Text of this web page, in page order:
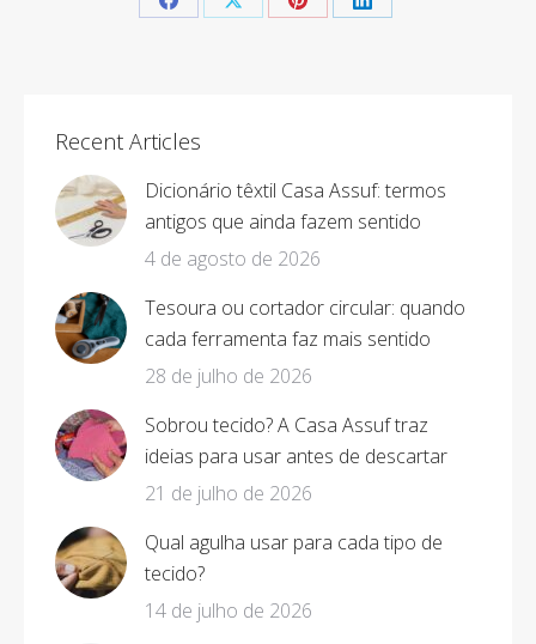
Share Share Share Share
Recent Articles
Dicionário têxtil Casa Assuf: termos
antigos que ainda fazem sentido
4 de agosto de 2026
Tesoura ou cortador circular: quando
cada ferramenta faz mais sentido
28 de julho de 2026
Sobrou tecido? A Casa Assuf traz
ideias para usar antes de descartar
21 de julho de 2026
Qual agulha usar para cada tipo de
tecido?
14 de julho de 2026